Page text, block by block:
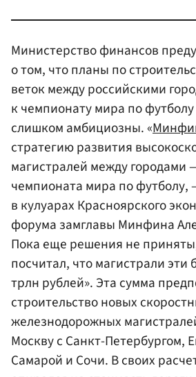
Министерство финансов
о том, что планы по
веток между российскими
к чемпионату мира по футболу
слишком амбициозны. «
стратегию развития
магистралей между городами
чемпионата мира по футболу,
в кулуарах Красноярского
форума замглавы Минфина
Пока еще решения не
посчитал, что магистрали эти
трлн рублей». Эта сумма
строительство новых
железнодорожных
Москву с Санкт-Петербургом,
Самарой и Сочи. В своих